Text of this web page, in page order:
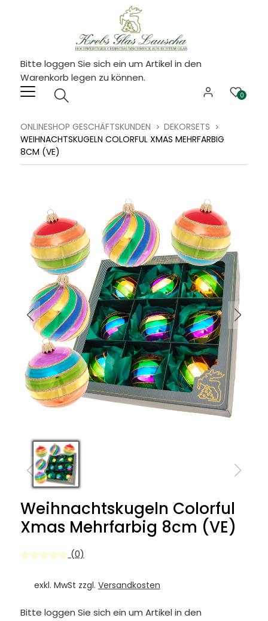
Bitte loggen Sie sich ein um Artikel in den
Warenkorb legen zu können.
0
ONLINESHOP GESCHÄFTSKUNDEN
DEKORSETS
WEIHNACHTSKUGELN COLORFUL XMAS MEHRFARBIG
8CM (VE)
Weihnachtskugeln Colorful
Xmas Mehrfarbig 8cm (VE)
(0)
exkl. MwSt zzgl. Versandkosten
Bitte loggen Sie sich ein um Artikel in den